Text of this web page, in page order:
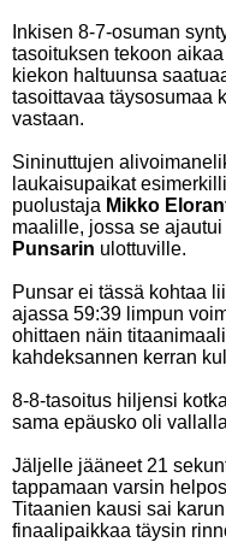
Inkisen 8-7-osuman
tasoituksen tekoon
kiekon haltuunsa
tasoittavaa täysosumaa
vastaan.
Sininuttujen
laukaisupaikat
puolustaja Mikko
maalille, jossa se
Punsarin ulottuville.
Punsar ei tässä kohtaa
ajassa 59:39 limpun
ohittaen näin
kahdeksannen kerran
8-8-tasoitus hiljensi
sama epäusko oli
Jäljelle jääneet 21
tappamaan varsin
Titaanien kausi sai
finaalipaikkaa täysin